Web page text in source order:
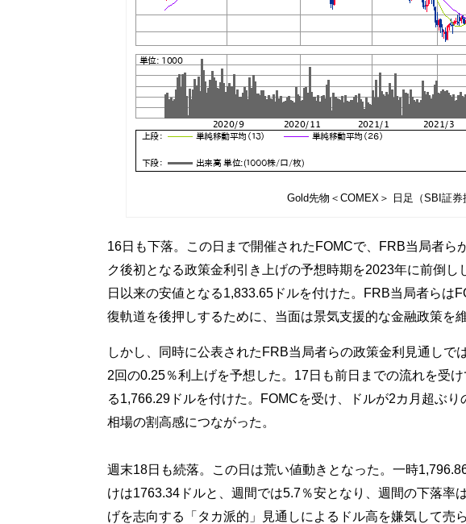
Gold先物＜COMEX＞ 日足（SBI証券
16日も下落。この日まで開催されたFOMCで、FRB当局者ら
ク後初となる政策金利引き上げの予想時期を2023年に前倒
日以来の安値となる1,833.65ドルを付けた。FRB当局者らは
復軌道を後押しするために、当面は景気支援的な金融政策を
しかし、同時に公表されたFRB当局者らの政策金利見通しで
2回の0.25％利上げを予想した。17日も前日までの流れを受
る1,766.29ドルを付けた。FOMCを受け、ドルが2カ月超ぶ
相場の割高感につながった。
週末18日も続落。この日は荒い値動きとなった。一時
けは1763.34ドルと、週間では5.7％安となり、週間の下落率
げを志向する「タカ派的」見通しによるドル高を嫌気して売